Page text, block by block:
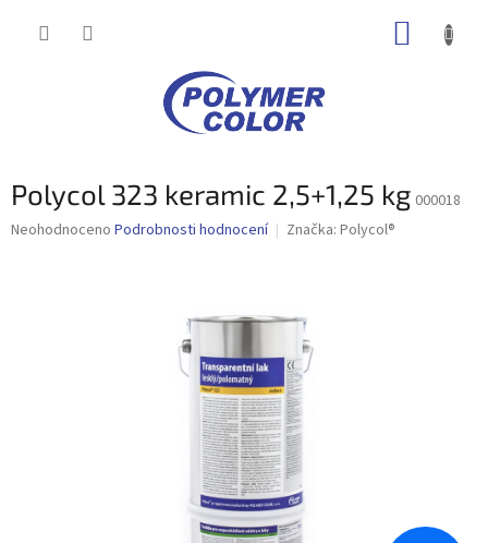
Polycol 323 keramic 2,5+1,25 kg 000018
Průměrné
Neohodnoceno Podrobnosti hodnocení Značka: Polycol®